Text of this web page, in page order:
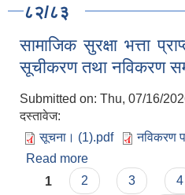
८२/८३
सामाजिक सुरक्षा भत्ता
सूचीकरण तथा नविकरण
Submitted on: Thu, 07/16/
दस्तावेज:
सूचना। (1).pdf
नविकरण
Read more
सूचीकरण तथा
Pages
1 2 3 4